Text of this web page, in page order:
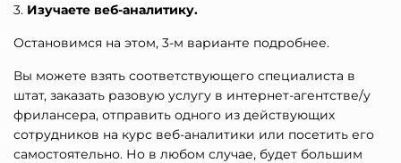
3. Изучаете веб-аналитику.
Остановимся на этом, 3-м варианте подробнее.
Вы можете взять соответствующего специалиста в
штат, заказать разовую услугу в интернет-агентстве/у
фрилансера, отправить одного из действующих
сотрудников на курс веб-аналитики или посетить его
самостоятельно. Но в любом случае, будет большим